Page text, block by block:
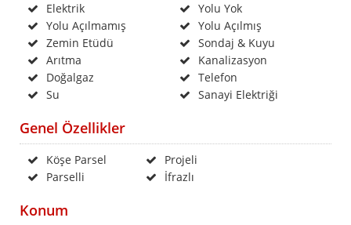
Elektrik
Yolu Yok
Yolu Açılmamış
Yolu Açılmış
Zemin Etüdü
Sondaj & Kuyu
Arıtma
Kanalizasyon
Doğalgaz
Telefon
Su
Sanayi Elektriği
Genel Özellikler
Köşe Parsel
Projeli
Parselli
İfrazlı
Konum